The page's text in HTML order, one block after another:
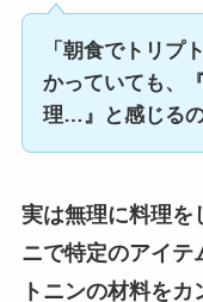
「朝食でトリプ
かっていても、
理…』と感じるの
実は無理に料理を
ニで特定のアイテ
トニンの材料をカ